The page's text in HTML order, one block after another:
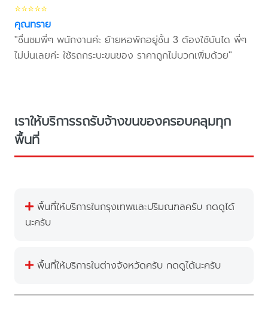
⭐⭐⭐⭐⭐
คุณทราย
"ชื่นชมพี่ๆ พนักงานค่ะ ย้ายหอพักอยู่ชั้น 3 ต้องใช้บันได พี่ๆ
ไม่บ่นเลยค่ะ ใช้รถกระบะขนของ ราคาถูกไม่บวกเพิ่มด้วย"
เราให้บริการรถรับจ้างขนของครอบคลุมทุก
พื้นที่
พื้นที่ให้บริการในกรุงเทพและปริมณฑลครับ กดดูได้
นะครับ
พื้นที่ให้บริการในต่างจังหวัดครับ กดดูได้นะครับ